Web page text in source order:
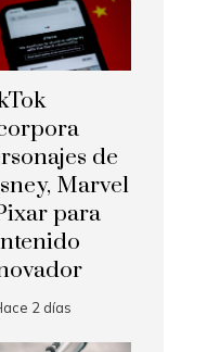
de
Marvel
para
2 días